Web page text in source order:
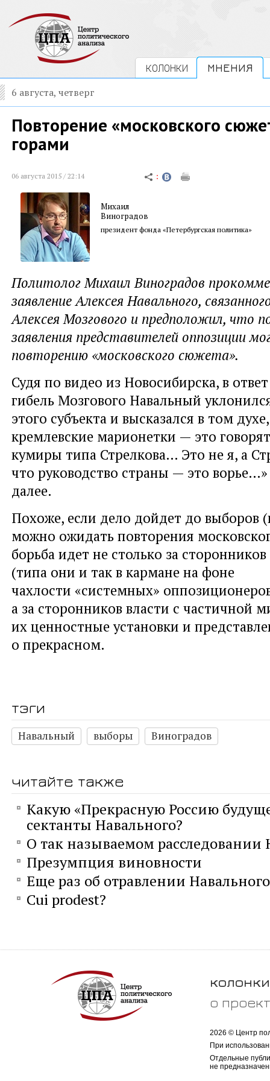
КОЛОНКИ МНЕНИЯ
6 августа, четверг
Повторение «московского
горами
06 августа 2015 / 22:14
Михаил
Виноградов
президент фонда «Петербургская политика»
Политолог Михаил Виноградов
заявление Алексея Навального,
Алексея Мозгового и предположил, что
заявления представителей оппозиции
повторению «московского сюжета».
Судя по видео из Новосибирска, в
гибель Мозгового Навальный
этого субъекта и высказался в том
кремлевские марионетки — это
кумиры типа Стрелкова… Это не я, а
что руководство страны — это
далее.
Похоже, если дело дойдет до выборов
можно ожидать повторения
борьба идет не столько за
(типа они и так в кармане на фоне
чахлости «системных»
а за сторонников власти с частичной
их ценностные установки и
о прекрасном.
тэги
Навальный выборы Виноградов
читайте также
Какую «Прекрасную Россию
сектанты Навального?
О так называемом расследовании
Презумпция виновности
Еще раз об отравлении Навального
Сui prodest?
колонки
о
2026 © Центр
При
Отдельные
не